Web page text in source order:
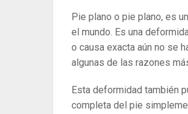
Pie plano o pie plano, es
el mundo. Es una
o causa exacta aún no se
algunas de las razones
Esta deformidad también
completa del pie